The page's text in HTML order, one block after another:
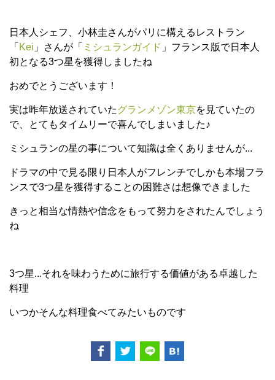
日本人シェフ、小林圭さんがパリに構えるレストラン
「 Kei 」さんが「 ミシュランガイド 」フランス版で日本人
初となる3つ星を獲得しましたね
おめでとうございます！
実は昨年放送されていたグランメゾン東京を見ていたの
で、とてもタイムリーで喜んでしまいました♪
ミシュランの星の事について知識は全くありませんが...
ドラマの中で見る限り日本人がフレンチでしかも本場フラ
ンスで3つ星を獲得することの困難さは想像できました
きっと相当な情熱や信念をもって努力をされたんでしょう
ね
3つ星...それを味わうために旅行する価値がある卓越した
料理
いつかそんな料理食べてみたいものです